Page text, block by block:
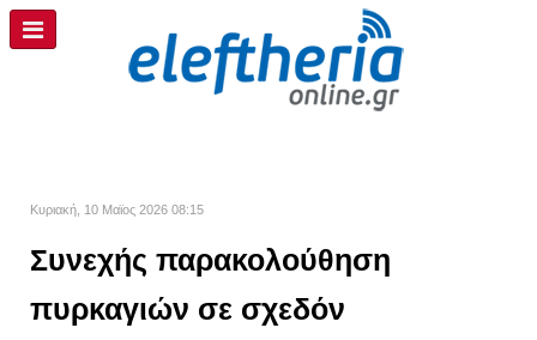
Κυριακή, 10 Μαϊος 2026 08:15
Συνεχής παρακολούθηση
πυρκαγιών σε σχεδόν